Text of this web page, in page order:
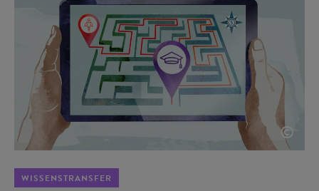
©
WISSENSTRANSFER